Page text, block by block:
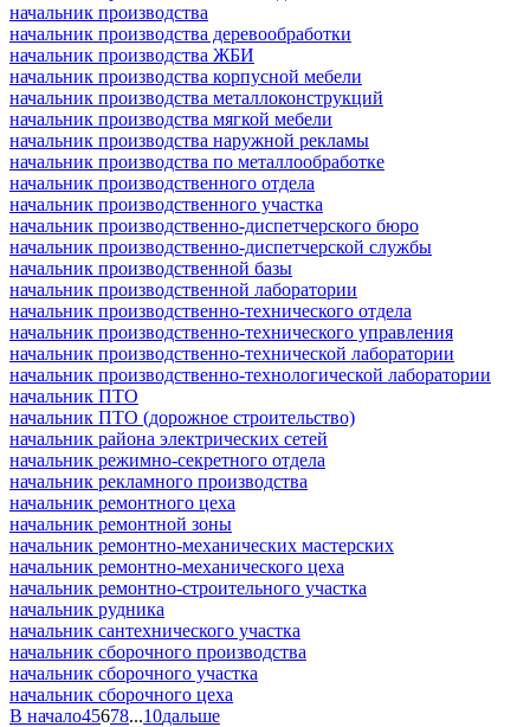
начальник производства
начальник производства деревообработки
начальник производства ЖБИ
начальник производства корпусной мебели
начальник производства металлоконструкций
начальник производства мягкой мебели
начальник производства наружной рекламы
начальник производства по металлообработке
начальник производственного отдела
начальник производственного участка
начальник производственно-диспетчерского бюро
начальник производственно-диспетчерской службы
начальник производственной базы
начальник производственной лаборатории
начальник производственно-технического отдела
начальник производственно-технического управления
начальник производственно-технической лаборатории
начальник производственно-технологической лаборатории
начальник ПТО
начальник ПТО (дорожное строительство)
начальник района электрических сетей
начальник режимно-секретного отдела
начальник рекламного производства
начальник ремонтного цеха
начальник ремонтной зоны
начальник ремонтно-механических мастерских
начальник ремонтно-механического цеха
начальник ремонтно-строительного участка
начальник рудника
начальник сантехнического участка
начальник сборочного производства
начальник сборочного участка
начальник сборочного цеха
В начало45678...10дальше